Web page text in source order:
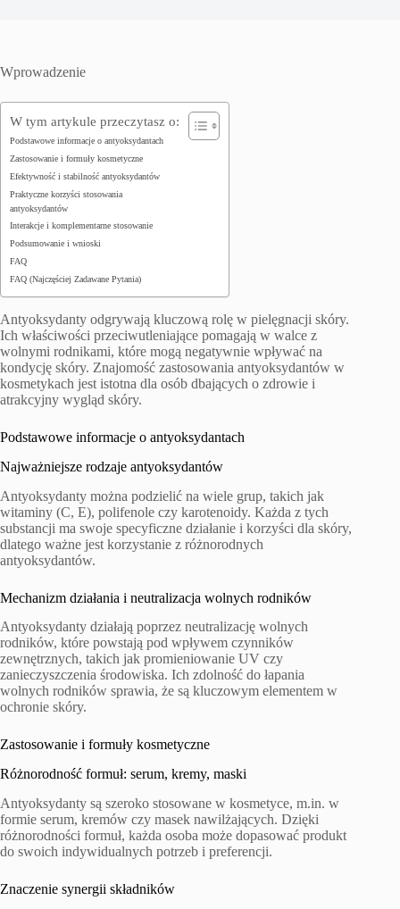
Wprowadzenie
W tym artykule przeczytasz o:
Podstawowe informacje o antyoksydantach
Zastosowanie i formuły kosmetyczne
Efektywność i stabilność antyoksydantów
Praktyczne korzyści stosowania
antyoksydantów
Interakcje i komplementarne stosowanie
Podsumowanie i wnioski
FAQ
FAQ (Najczęściej Zadawane Pytania)
Antyoksydanty odgrywają kluczową rolę w pielęgnacji skóry.
Ich właściwości przeciwutleniające pomagają w walce z
wolnymi rodnikami, które mogą negatywnie wpływać na
kondycję skóry. Znajomość zastosowania antyoksydantów w
kosmetykach jest istotna dla osób dbających o zdrowie i
atrakcyjny wygląd skóry.
Podstawowe informacje o antyoksydantach
Najważniejsze rodzaje antyoksydantów
Antyoksydanty można podzielić na wiele grup, takich jak
witaminy (C, E), polifenole czy karotenoidy. Każda z tych
substancji ma swoje specyficzne działanie i korzyści dla skóry,
dlatego ważne jest korzystanie z różnorodnych
antyoksydantów.
Mechanizm działania i neutralizacja wolnych rodników
Antyoksydanty działają poprzez neutralizację wolnych
rodników, które powstają pod wpływem czynników
zewnętrznych, takich jak promieniowanie UV czy
zanieczyszczenia środowiska. Ich zdolność do łapania
wolnych rodników sprawia, że są kluczowym elementem w
ochronie skóry.
Zastosowanie i formuły kosmetyczne
Różnorodność formuł: serum, kremy, maski
Antyoksydanty są szeroko stosowane w kosmetyce, m.in. w
formie serum, kremów czy masek nawilżających. Dzięki
różnorodności formuł, każda osoba może dopasować produkt
do swoich indywidualnych potrzeb i preferencji.
Znaczenie synergii składników